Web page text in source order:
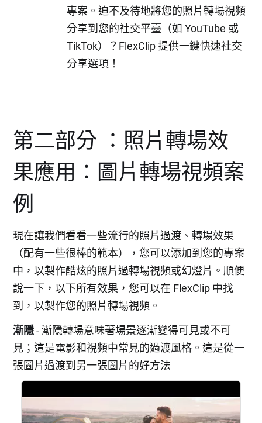
專案。迫不及待地將您的照片轉場視頻
分享到您的社交平臺（如 YouTube 或
TikTok）？FlexClip 提供一鍵快速社交
分享選項！
第二部分 ：照片轉場效
果應用：圖片轉場視頻案
例
現在讓我們看看一些流行的照片過渡、轉場效果
（配有一些很棒的範本），您可以添加到您的專案
中，以製作酷炫的照片過轉場視頻或幻燈片。順便
說一下，以下所有效果，您可以在 FlexClip 中找
到，以製作您的照片轉場視頻。
漸隱- 漸隱轉場意味著場景逐漸變得可見或不可
見；這是電影和視頻中常見的過渡風格。這是從一
張圖片過渡到另一張圖片的好方法